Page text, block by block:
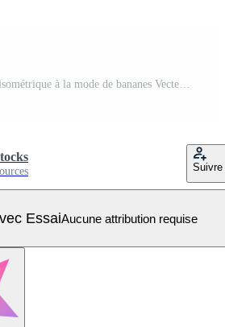
conception de vecteur isométrique à la mode de bananes Vecteur Pro
Suivre
EssaiAucune attribution requise